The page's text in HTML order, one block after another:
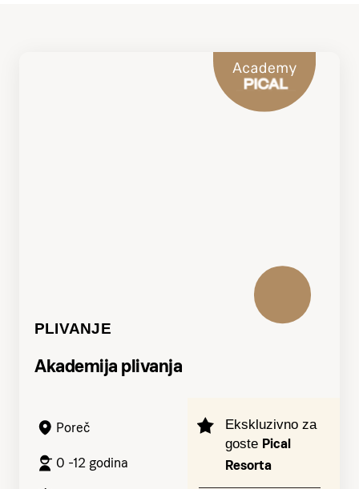
PLIVANJE
Akademija plivanja
Poreč
0 -12 godina
Ekskluzivno za
goste Pical
Resorta